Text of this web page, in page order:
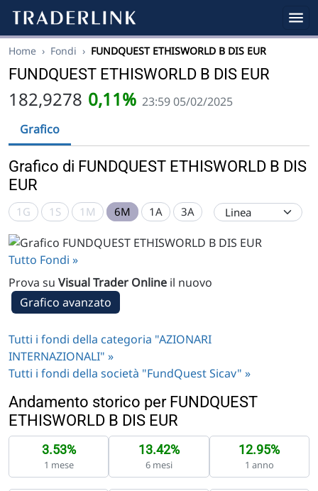
Home › Fondi › FUNDQUEST ETHISWORLD B DIS EUR
FUNDQUEST ETHISWORLD B DIS EUR
182,9278 0,11% 23:59 05/02/2025
Grafico
Grafico di FUNDQUEST ETHISWORLD B DIS
EUR
1G 1S 1M 6M 1A 3A
Tutto Fondi »
Prova su Visual Trader Online il nuovo
Grafico avanzato
Tutti i fondi della categoria "AZIONARI
INTERNAZIONALI" »
Tutti i fondi della società "FundQuest Sicav" »
Andamento storico per FUNDQUEST
ETHISWORLD B DIS EUR
3.53%
1 mese
13.42%
6 mesi
12.95%
1 anno